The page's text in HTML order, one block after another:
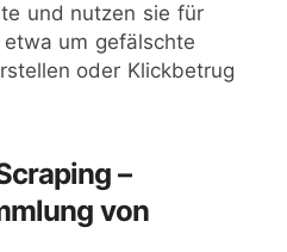
und nutzen sie für
um gefälschte
oder Klickbetrug
–
von